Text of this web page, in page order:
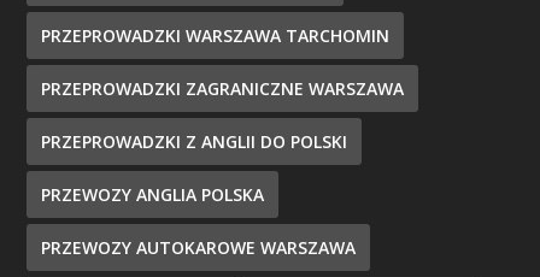
PRZEPROWADZKI WARSZAWA TARCHOMIN
PRZEPROWADZKI ZAGRANICZNE WARSZAWA
PRZEPROWADZKI Z ANGLII DO POLSKI
PRZEWOZY ANGLIA POLSKA
PRZEWOZY AUTOKAROWE WARSZAWA